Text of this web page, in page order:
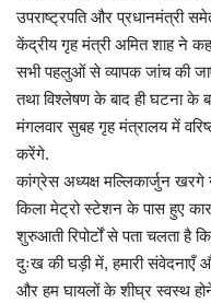
राजनीति
मनोरंजन
मैगज़ीन की लेख
प्रमुख खबर
हेल्थ
Language
उपराष्ट्रपति और प्रधानमंत्री
केंद्रीय गृह मंत्री अमित शाह ने
सभी पहलुओं से व्यापक जांच की
तथा विश्लेषण के बाद ही घटना के
मंगलवार सुबह गृह मंत्रालय में
करेंगे.
कांग्रेस अध्यक्ष मल्लिकार्जुन
किला मेट्रो स्टेशन के पास हुए
शुरुआती रिपोर्टों से पता चलता
दुःख की घड़ी में, हमारी संवेदनाएँ
और हम घायलों के शीघ्र स्वस्थ